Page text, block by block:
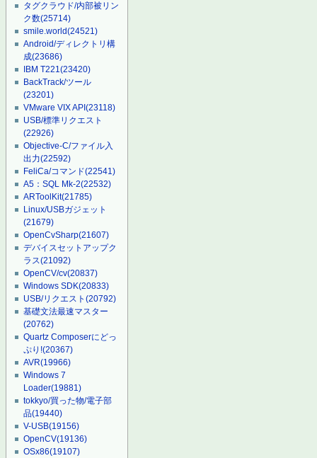
タグクラウド/内部被リン
ク数(25714)
smile.world(24521)
Android/ディレクトリ構
成(23686)
IBM T221(23420)
BackTrack/ツール
(23201)
VMware VIX API(23118)
USB/標準リクエスト
(22926)
Objective-C/ファイル入
出力(22592)
FeliCa/コマンド(22541)
A5：SQL Mk-2(22532)
ARToolKit(21785)
Linux/USBガジェット
(21679)
OpenCvSharp(21607)
デバイスセットアップク
ラス(21092)
OpenCV/cv(20837)
Windows SDK(20833)
USB/リクエスト(20792)
基礎文法最速マスター
(20762)
Quartz Composerにどっ
ぷり!(20367)
AVR(19966)
Windows 7
Loader(19881)
tokkyo/買った物/電子部
品(19440)
V-USB(19156)
OpenCV(19136)
OSx86(19107)